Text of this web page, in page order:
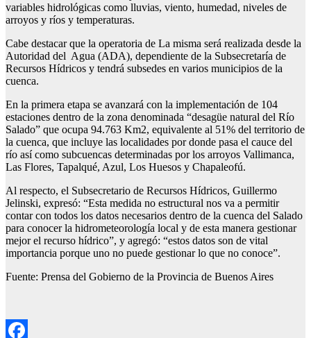
variables hidrológicas como lluvias, viento, humedad, niveles de
arroyos y ríos y temperaturas.
Cabe destacar que la operatoria de La misma será realizada desde la
Autoridad del Agua (ADA), dependiente de la Subsecretaría de
Recursos Hídricos y tendrá subsedes en varios municipios de la
cuenca.
En la primera etapa se avanzará con la implementación de 104
estaciones dentro de la zona denominada “desagüe natural del Río
Salado” que ocupa 94.763 Km2, equivalente al 51% del territorio de
la cuenca, que incluye las localidades por donde pasa el cauce del
río así como subcuencas determinadas por los arroyos Vallimanca,
Las Flores, Tapalqué, Azul, Los Huesos y Chapaleofú.
Al respecto, el Subsecretario de Recursos Hídricos, Guillermo
Jelinski, expresó: “Esta medida no estructural nos va a permitir
contar con todos los datos necesarios dentro de la cuenca del Salado
para conocer la hidrometeorología local y de esta manera gestionar
mejor el recurso hídrico”, y agregó: “estos datos son de vital
importancia porque uno no puede gestionar lo que no conoce”.
Fuente: Prensa del Gobierno de la Provincia de Buenos Aires